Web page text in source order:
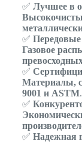
✅ Лучшее в
✅ Передовые
Газовое
✅
Материалы,
9001 и ASTM.
✅
✅ Надежная